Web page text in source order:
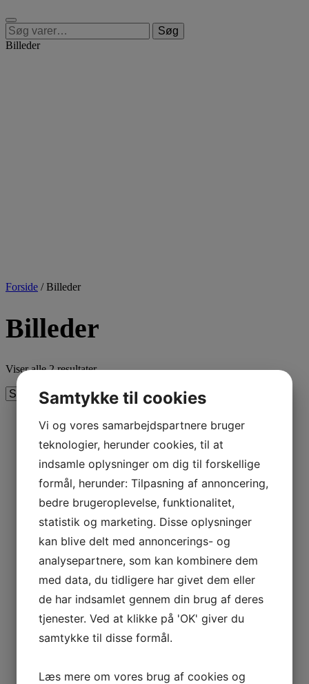
Søg
efter:
Søg
Billeder
Forside / Billeder
Billeder
Viser alle 2 resultater
Plakat – Find pindsvinet
Rumle
150,00kr. Læs mere
Plakat – Kunsteneren
Susanne Hjorths
Pindsvineunger for PID
150,00kr. Læs mere
Samtykke til cookies
Vi og vores samarbejdspartnere bruger
teknologier, herunder cookies, til at
indsamle oplysninger om dig til forskellige
formål, herunder: Tilpasning af annoncering,
bedre brugeroplevelse, funktionalitet,
statistik og marketing. Disse oplysninger
kan blive delt med annoncerings- og
analysepartnere, som kan kombinere dem
med data, du tidligere har givet dem eller
de har indsamlet gennem din brug af deres
tjenester. Ved at klikke på 'OK' giver du
samtykke til disse formål.
Læs mere om vores brug af cookies og